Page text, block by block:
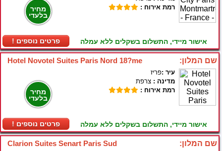
מחיר
בלעדי
! פרטים נוספים
רמת אירוח :
אישור מיידי, התשלום בשקלים ללא עמלה
Hotel Novotel Suites Paris Nord 18?me שם המלון:
מחיר
בלעדי
! פרטים נוספים
עיר :פריז
מדינה : צרפת
רמת אירוח :
אישור מיידי, התשלום בשקלים ללא עמלה
Clarion Suites Senart Paris Sud שם המלון: